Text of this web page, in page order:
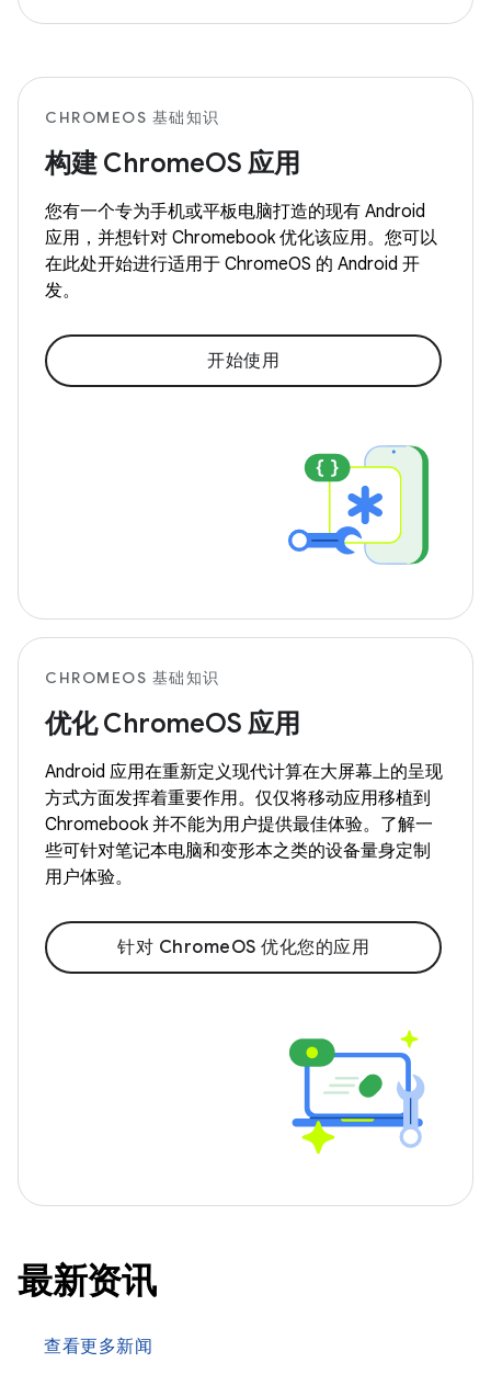
CHROMEOS 基础知识
构建 ChromeOS 应用
您有一个专为手机或平板电脑打造的现有 Android
应用，并想针对 Chromebook 优化该应用。您可以
在此处开始进行适用于 ChromeOS 的 Android 开
发。
开始使用
CHROMEOS 基础知识
优化 ChromeOS 应用
Android 应用在重新定义现代计算在大屏幕上的呈现
方式方面发挥着重要作用。仅仅将移动应用移植到
Chromebook 并不能为用户提供最佳体验。了解一
些可针对笔记本电脑和变形本之类的设备量身定制
用户体验。
针对 ChromeOS 优化您的应用
最新资讯
查看更多新闻